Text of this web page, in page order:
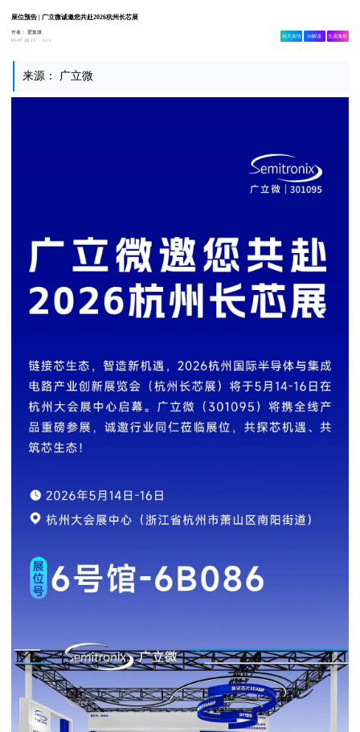
展位预告 | 广立微诚邀您共赴2026杭州长芯展
作者：爱集微
05-07 18:13
2w
相关舆情 AI解读 生成海报
来源： 广立微